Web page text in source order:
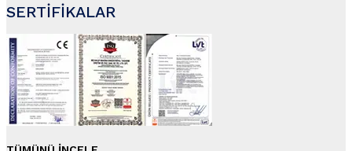
SERTİFİKALAR